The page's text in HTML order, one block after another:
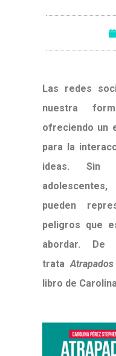
Las redes
nuestra
ofreciendo un
para la
ideas. Sin
pueden
peligros que
abordar.
trata
libro de